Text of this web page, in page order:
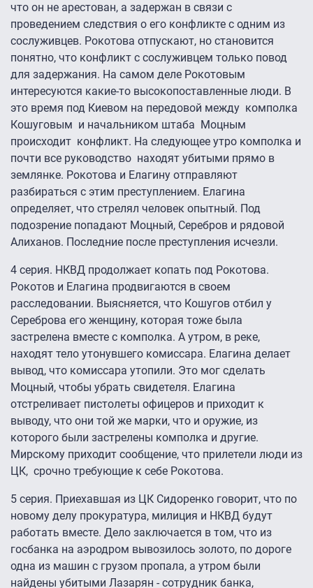
что он не арестован, а задержан в связи с
проведением следствия о его конфликте с одним из
сослуживцев. Рокотова отпускают, но становится
понятно, что конфликт с сослуживцем только повод
для задержания. На самом деле Рокотовым
интересуются какие-то высокопоставленные люди. В
это время под Киевом на передовой между комполка
Кошуговым и начальником штаба Моцным
происходит конфликт. На следующее утро комполка и
почти все руководство находят убитыми прямо в
землянке. Рокотова и Елагину отправляют
разбираться с этим преступлением. Елагина
определяет, что стрелял человек опытный. Под
подозрение попадают Моцный, Серебров и рядовой
Алиханов. Последние после преступления исчезли.
4 серия. НКВД продолжает копать под Рокотова.
Рокотов и Елагина продвигаются в своем
расследовании. Выясняется, что Кошугов отбил у
Сереброва его женщину, которая тоже была
застрелена вместе с комполка. А утром, в реке,
находят тело утонувшего комиссара. Елагина делает
вывод, что комиссара утопили. Это мог сделать
Моцный, чтобы убрать свидетеля. Елагина
отстреливает пистолеты офицеров и приходит к
выводу, что они той же марки, что и оружие, из
которого были застрелены комполка и другие.
Мирскому приходит сообщение, что прилетели люди из
ЦК, срочно требующие к себе Рокотова.
5 серия. Приехавшая из ЦК Сидоренко говорит, что по
новому делу прокуратура, милиция и НКВД будут
работать вместе. Дело заключается в том, что из
госбанка на аэродром вывозилось золото, по дороге
одна из машин с грузом пропала, а утром были
найдены убитыми Лазарян - сотрудник банка,